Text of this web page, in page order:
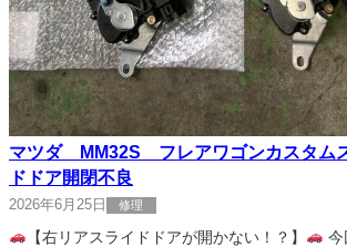
マツダ MM32S フレアワゴンカスタム
ドドア開閉不良
2026年6月25日 修理
【右リアスライドドアが開かない！？】
今